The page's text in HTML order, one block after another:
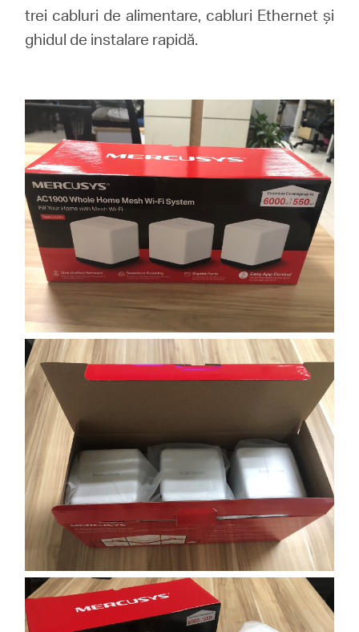
trei cabluri de alimentare, cabluri Ethernet și
ghidul de instalare rapidă.